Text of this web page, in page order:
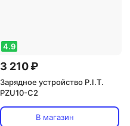
4.9
3 210 ₽
Зарядное устройство P.I.T.
PZU10-C2
В магазин